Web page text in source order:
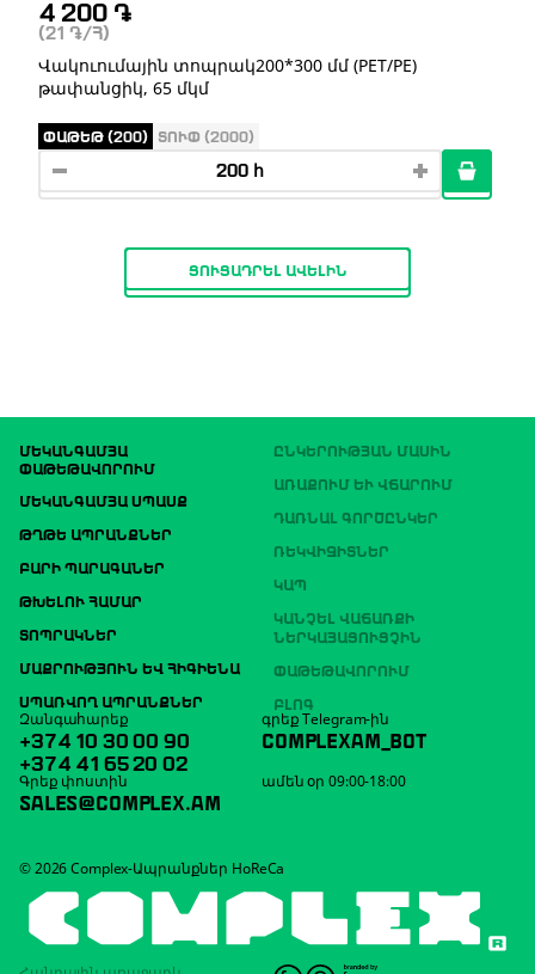
4 200 ֏
(21 ֏ /Հ)
Վակուումային տոպրակ200*300 մմ (PET/PE)
թափանցիկ, 65 մկմ
ՓԱԹԵԹ (200) ՏՈՒՓ (2000)
ՑՈՒՑԱԴՐԵԼ ԱՎԵԼԻՆ
ՄԵԿԱՆԳԱՄՅԱ
ՓԱԹԵԹԱՎՈՐՈՒՄ
ՄԵԿԱՆԳԱՄՅԱ ՍՊԱՍՔ
ԹՂԹԵ ԱՊՐԱՆՔՆԵՐ
ԲԱՐԻ ՊԱՐԱԳԱՆԵՐ
ԹԽԵԼՈՒ ՀԱՄԱՐ
ՏՈՊՐԱԿՆԵՐ
ՄԱՔՐՈՒԹՅՈՒՆ ԵՎ ՀԻԳԻԵՆԱ
ՍՊԱՌՎՈՂ ԱՊՐԱՆՔՆԵՐ
ԸՆԿԵՐՈՒԹՅԱՆ ՄԱՍԻՆ
ԱՌԱՔՈՒՄ ԵՒ ՎՃԱՐՈՒՄ
ԴԱՌՆԱԼ ԳՈՐԾԸՆԿԵՐ
ՌԵԿՎԻԶԻՏՆԵՐ
ԿԱՊ
ԿԱՆՉԵԼ ՎԱՃԱՌՔԻ
ՆԵՐԿԱՅԱՑՈՒՑՉԻՆ
ՓԱԹԵԹԱՎՈՐՈՒՄ
ԲԼՈԳ
Զանգահարեք
+374 10 30 00 90
+374 41 65 20 02
գրեք Telegram-ին
COMPLEXAM_BOT
Գրեք փոստին
SALES@COMPLEX.AM
ամեն օր 09:00-18:00
© 2026 Complex-Ապրանքներ HoReCa